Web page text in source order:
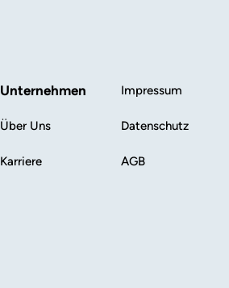
Unternehmen
Über Uns
Karriere
Impressum
Datenschutz
AGB